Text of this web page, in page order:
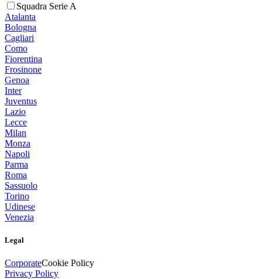
Squadra Serie A
Atalanta
Bologna
Cagliari
Como
Fiorentina
Frosinone
Genoa
Inter
Juventus
Lazio
Lecce
Milan
Monza
Napoli
Parma
Roma
Sassuolo
Torino
Udinese
Venezia
Legal
CorporateCookie Policy
Privacy Policy